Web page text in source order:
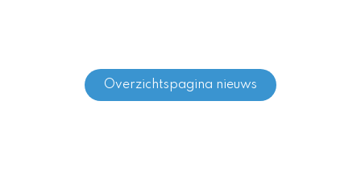
Overzichtspagina nieuws